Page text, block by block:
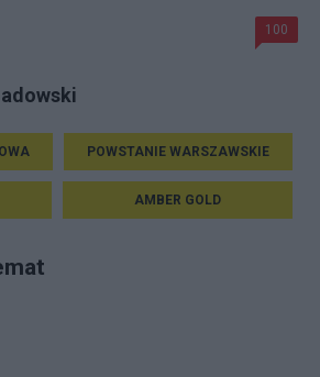
100
POWSTANIE WARSZAWSKIE
AMBER GOLD